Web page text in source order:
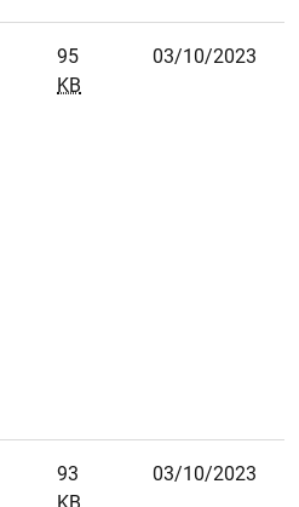
95
KB
03/10/2023
93
03/10/2023